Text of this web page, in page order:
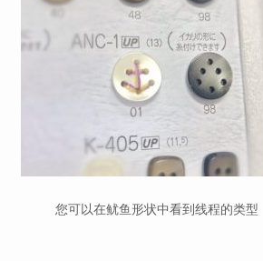
您可以在鱿鱼形状中看到线程的类型